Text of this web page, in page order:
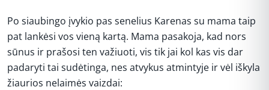
Po siaubingo įvykio pas senelius Karenas su mama taip
pat lankėsi vos vieną kartą. Mama pasakoja, kad nors
sūnus ir prašosi ten važiuoti, vis tik jai kol kas vis dar
padaryti tai sudėtinga, nes atvykus atmintyje ir vėl iškyla
žiaurios nelaimės vaizdai: